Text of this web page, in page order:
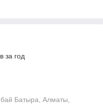
за год
Батыра, Алматы,